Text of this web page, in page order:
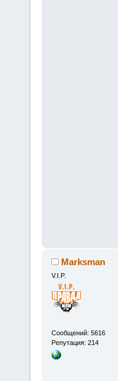
Marksman
V.I.P.
Сообщений: 5616
Репутация: 214